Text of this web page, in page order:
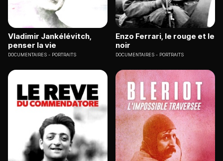
Vladimir Jankélévitch,
penser la vie
DOCUMENTAIRES PORTRAITS
Enzo Ferrari, le rouge et le
noir
DOCUMENTAIRES PORTRAITS